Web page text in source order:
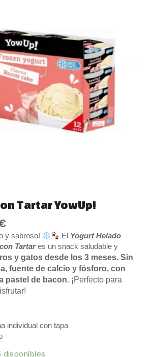
Tartar YowUp!
y sabroso! El Yogurt Helado
Tartares un snack saludable y
y gatos desde los 3 meses. Sin
fuente de calcio y fósforo, con
pastel de bacon. ¡Perfecto para
individual con tapa
disponibles